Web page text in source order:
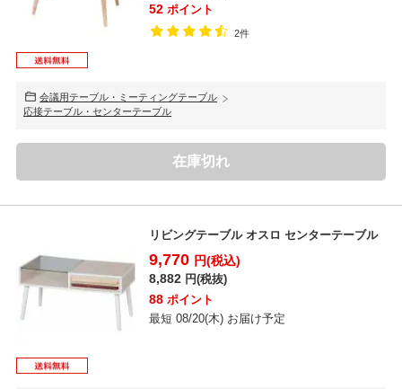
52 ポイント
2件
会議用テーブル・ミーティングテーブル
応接テーブル・センターテーブル
在庫切れ
リビングテーブル オスロ センターテーブル
9,770 円(税込)
8,882 円(税抜)
88 ポイント
最短 08/20(木) お届け予定